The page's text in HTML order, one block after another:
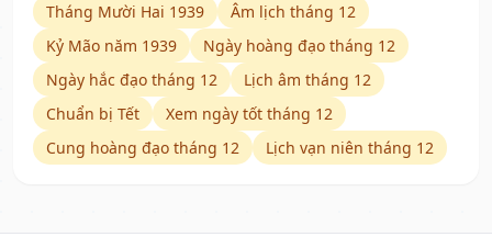
Tháng Mười Hai 1939
Âm lịch tháng 12
Kỷ Mão năm 1939
Ngày hoàng đạo tháng 12
Ngày hắc đạo tháng 12
Lịch âm tháng 12
Chuẩn bị Tết
Xem ngày tốt tháng 12
Cung hoàng đạo tháng 12
Lịch vạn niên tháng 12